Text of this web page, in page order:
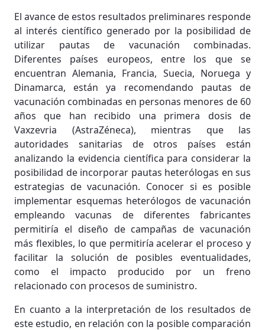
El avance de estos resultados preliminares responde
al interés científico generado por la posibilidad de
utilizar pautas de vacunación combinadas.
Diferentes países europeos, entre los que se
encuentran Alemania, Francia, Suecia, Noruega y
Dinamarca, están ya recomendando pautas de
vacunación combinadas en personas menores de 60
años que han recibido una primera dosis de
Vaxzevria (AstraZéneca), mientras que las
autoridades sanitarias de otros países están
analizando la evidencia científica para considerar la
posibilidad de incorporar pautas heterólogas en sus
estrategias de vacunación. Conocer si es posible
implementar esquemas heterólogos de vacunación
empleando vacunas de diferentes fabricantes
permitiría el diseño de campañas de vacunación
más flexibles, lo que permitiría acelerar el proceso y
facilitar la solución de posibles eventualidades,
como el impacto producido por un freno
relacionado con procesos de suministro.
En cuanto a la interpretación de los resultados de
este estudio, en relación con la posible comparación